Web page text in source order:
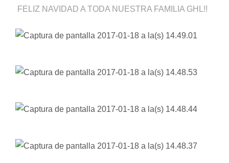
FELIZ NAVIDAD A TODA NUESTRA FAMILIA GHL!!